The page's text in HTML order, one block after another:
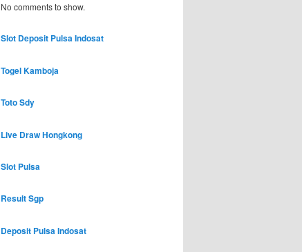
No comments to show.
Slot Deposit Pulsa Indosat
Togel Kamboja
Toto Sdy
Live Draw Hongkong
Slot Pulsa
Result Sgp
Deposit Pulsa Indosat